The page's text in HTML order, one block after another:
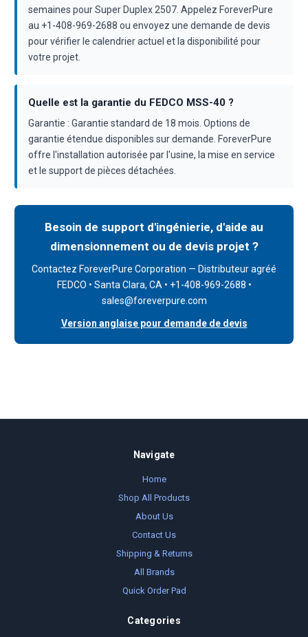
semaines pour Super Duplex 2507. Appelez ForeverPure
au +1-408-969-2688 ou envoyez une demande de devis
pour vérifier le calendrier actuel et la disponibilité pour
votre projet.
Quelle est la garantie du FEDCO MSS-40 ?
Garantie : Garantie standard de 18 mois. Options de
garantie étendue disponibles sur demande. ForeverPure
offre l'installation autorisée par l'usine, la mise en service
et le support de pièces détachées.
Besoin de support d'ingénierie, d'aide au
dimensionnement ou de devis projet ?
Contactez ForeverPure Corporation — Distributeur agréé
FEDCO • Santa Clara, CA • +1-408-969-2688 •
sales@foreverpure.com
Version anglaise pour demande de devis
Navigate
Home
Shop All Products
About Us
Contact Us
Shipping & Returns
All Brands
Quick Order Pad
Categories